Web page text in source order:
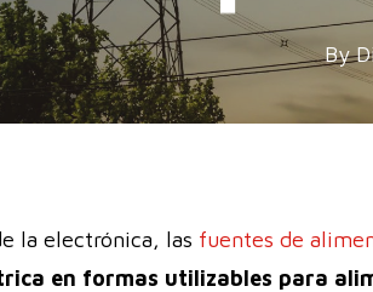
By
la electrónica, las fuentes de
en formas utilizables para